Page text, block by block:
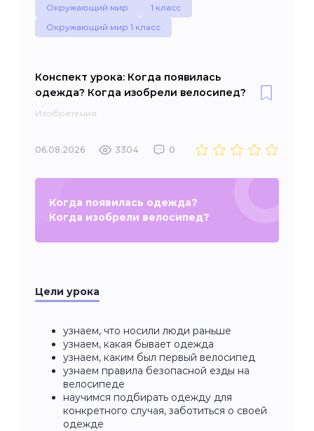
Окружающий мир
1 класс
Окружающий мир 1 класс
Конспект урока: Когда появилась
одежда? Когда изобрели велосипед?
Изобретения
06.08.2026 3304 0
Когда появилась одежда?
Когда изобрели велосипед?
Цели урока
узнаем, что носили люди раньше
узнаем, какая бывает одежда
узнаем, каким был первый велосипед
узнаем правила безопасной езды на
велосипеде
научимся подбирать одежду для
конкретного случая, заботиться о своей
одежде